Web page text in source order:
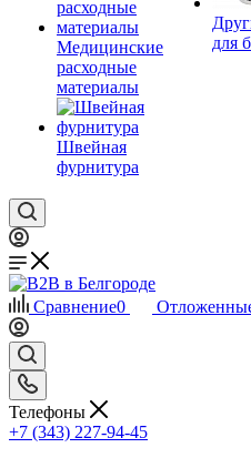
Медицинские
расходные
материалы
Швейная
фурнитура
для
Сравнение0
Телефоны
+7 (343) 227-94-45